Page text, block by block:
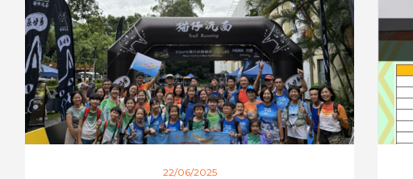
22/06/2025